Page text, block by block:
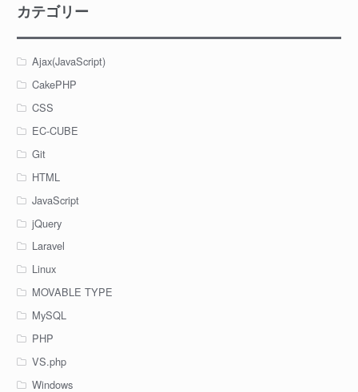
カテゴリー
Ajax(JavaScript)
CakePHP
CSS
EC-CUBE
Git
HTML
JavaScript
jQuery
Laravel
Linux
MOVABLE TYPE
MySQL
PHP
VS.php
Windows